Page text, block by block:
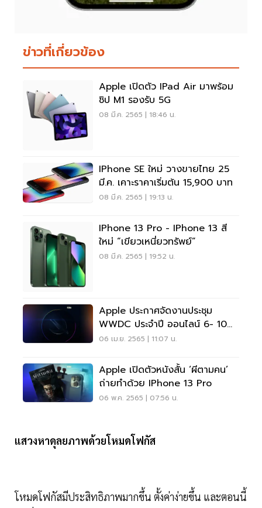
ข่าวที่เกี่ยวข้อง
Apple เปิดตัว IPad Air มาพร้อม
ชิป M1 รองรับ 5G
08 มี.ค. 2565 | 18:46 น.
IPhone SE ใหม่ วางขายไทย 25
มี.ค. เคาะราคาเริ่มต้น 15,900 บาท
08 มี.ค. 2565 | 19:13 น.
IPhone 13 Pro - IPhone 13 สี
ใหม่ “เขียวเหนี่ยวทรัพย์”
08 มี.ค. 2565 | 19:52 น.
Apple ประกาศจัดงานประชุม
WWDC ประจำปี ออนไลน์ 6- 10
มิ.ย.นี้
06 เม.ย. 2565 | 11:07 น.
Apple เปิดตัวหนังสั้น ‘ผีตามคน’
ถ่ายทำด้วย IPhone 13 Pro
06 พ.ค. 2565 | 07:56 น.
แสวงหาดุลยภาพด้วยโหมดโฟกัส
โหมดโฟกัสมีประสิทธิภาพมากขึ้น ตั้งค่าง่ายขึ้น และตอนนี้